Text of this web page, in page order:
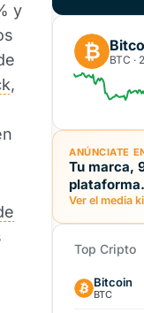
y
,
₿ BTC ·
ANÚNCIATE
Tu marca,
plataforma.
Ver el media
Top Cripto
Bitcoin
BTC